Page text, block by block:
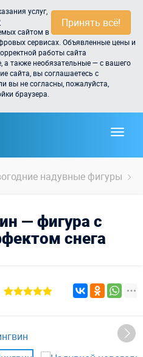
Принять всё!
услуг,
сайтом в
сервисах. Объявленные цены и
работы сайта
а также необязательные — с вашего
сайта, вы соглашаетесь с
вы не согласны, пожалуйста,
браузера.
надувные фигуры
— фигура с
снега